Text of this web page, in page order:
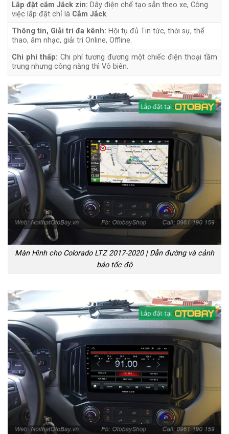
Lắp đặt cắm Jắck zin: Dây điện chế tạo sẵn theo xe, Công
việc lắp đặt chỉ là Cắm Jắck.
Thông tin, Giải trí đa kênh: Hội tụ đủ Tin tức, thời sự, thể
thao, âm nhạc, giải trí Online, Offline.
Chi phí thấp: Chi phí tương đương một chiếc điện thoại tầm
trung nhưng công năng thì Vô biên.
Màn Hình cho Colorado LTZ 2017-2020 | Dẫn đường và cảnh
báo tốc độ